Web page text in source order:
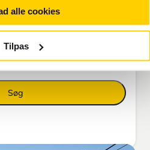
alle cookies
Tilpas
Søg